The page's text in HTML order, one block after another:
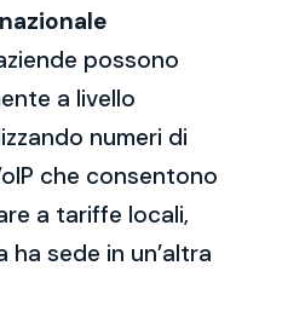
possono
a livello
numeri di
che consentono
a tariffe locali,
ha sede in un’altra